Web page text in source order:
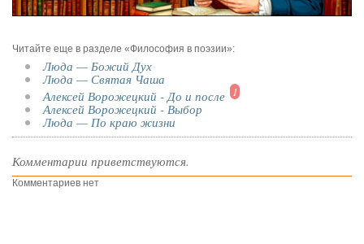
Читайте еще в разделе «Философия в поэзии»:
Люда — Божий Дух
Люда — Святая Чаша
Алексей Ворожецкий - До и после
1
Алексей Ворожецкий - Выбор
Люда — По краю жизни
Комментарии приветствуются.
Комментариев нет